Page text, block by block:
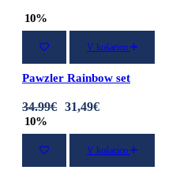
10%
V košarico
Pawzler Rainbow set
34.99€ 31,49€
10%
V košarico